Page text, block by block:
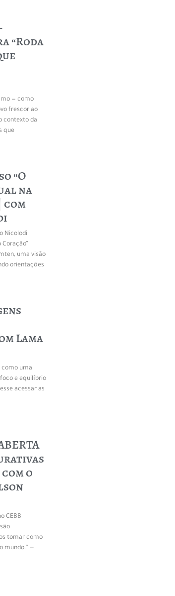
“Roda
— como
frescor ao
contexto da
que
“O
na
Nicolodi
uma visão
orientações
Lama
como uma
e equilíbrio
acessar as
o
CEBB
tomar como
mundo.” —